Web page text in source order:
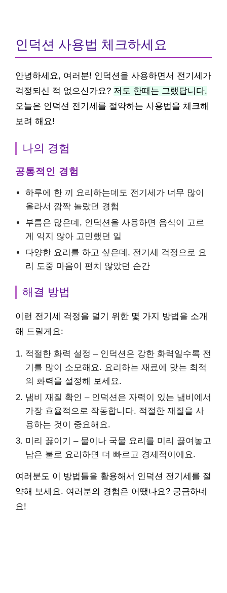
인덕션 사용법 체크하세요
안녕하세요, 여러분! 인덕션을 사용하면서 전기세가
걱정되신 적 없으신가요? 저도 한때는 그랬답니다.
오늘은 인덕션 전기세를 절약하는 사용법을 체크해
보려 해요!
나의 경험
공통적인 경험
하루에 한 끼 요리하는데도 전기세가 너무 많이
올라서 깜짝 놀랐던 경험
부름은 많은데, 인덕션을 사용하면 음식이 고르
게 익지 않아 고민했던 일
다양한 요리를 하고 싶은데, 전기세 걱정으로 요
리 도중 마음이 편치 않았던 순간
해결 방법
이런 전기세 걱정을 덜기 위한 몇 가지 방법을 소개
해 드릴게요:
적절한 화력 설정 – 인덕션은 강한 화력일수록 전
기를 많이 소모해요. 요리하는 재료에 맞는 최적
의 화력을 설정해 보세요.
냄비 재질 확인 – 인덕션은 자력이 있는 냄비에서
가장 효율적으로 작동합니다. 적절한 재질을 사
용하는 것이 중요해요.
미리 끓이기 – 물이나 국물 요리를 미리 끓여놓고
남은 불로 요리하면 더 빠르고 경제적이에요.
여러분도 이 방법들을 활용해서 인덕션 전기세를 절
약해 보세요. 여러분의 경험은 어땠나요? 궁금하네
요!